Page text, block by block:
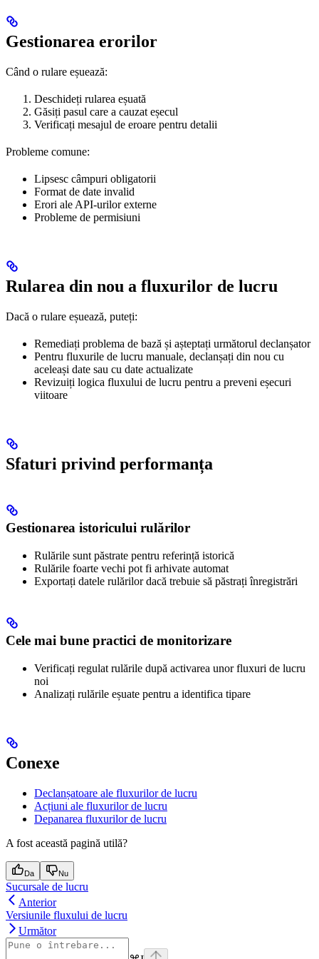
Gestionarea erorilor
Când o rulare eșuează:
Deschideți rularea eșuată
Găsiți pasul care a cauzat eșecul
Verificați mesajul de eroare pentru detalii
Probleme comune:
Lipsesc câmpuri obligatorii
Format de date invalid
Erori ale API-urilor externe
Probleme de permisiuni
Rularea din nou a fluxurilor de lucru
Dacă o rulare eșuează, puteți:
Remediați problema de bază și așteptați următorul declanșator
Pentru fluxurile de lucru manuale, declanșați din nou cu
aceleași date sau cu date actualizate
Revizuiți logica fluxului de lucru pentru a preveni eșecuri
viitoare
Sfaturi privind performanța
Gestionarea istoricului rulărilor
Rulările sunt păstrate pentru referință istorică
Rulările foarte vechi pot fi arhivate automat
Exportați datele rulărilor dacă trebuie să păstrați înregistrări
Cele mai bune practici de monitorizare
Verificați regulat rulările după activarea unor fluxuri de lucru
noi
Analizați rulările eșuate pentru a identifica tipare
Conexe
Declanșatoare ale fluxurilor de lucru
Acțiuni ale fluxurilor de lucru
Depanarea fluxurilor de lucru
A fost această pagină utilă?
Da Nu
Sucursale de lucru
Anterior
Versiunile fluxului de lucru
Următor